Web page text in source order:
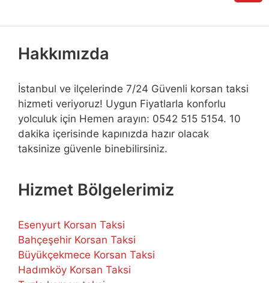
Hakkımızda
İstanbul ve ilçelerinde 7/24 Güvenli korsan taksi
hizmeti veriyoruz! Uygun Fiyatlarla konforlu
yolculuk için Hemen arayın: 0542 515 5154. 10
dakika içerisinde kapınızda hazır olacak
taksinize güvenle binebilirsiniz.
Hizmet Bölgelerimiz
Esenyurt Korsan Taksi
Bahçeşehir Korsan Taksi
Büyükçekmece Korsan Taksi
Hadımköy Korsan Taksi